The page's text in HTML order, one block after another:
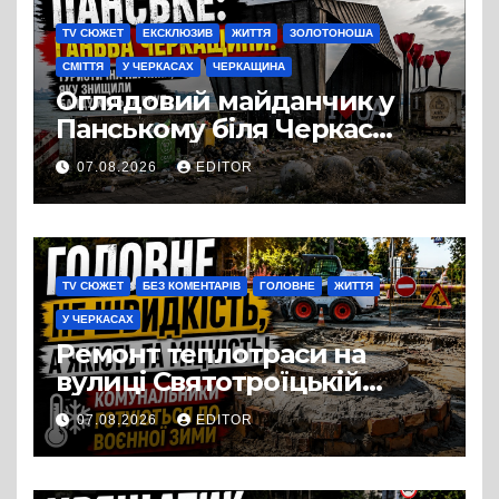
TV СЮЖЕТ ЕКСКЛЮЗИВ ЖИТТЯ ЗОЛОТОНОША
СМІТТЯ У ЧЕРКАСАХ ЧЕРКАЩИНА
Оглядовий майданчик у
Панському біля Черкас
перетворився на занедбане
сміттєзвалище
07.08.2026 EDITOR
TV СЮЖЕТ БЕЗ КОМЕНТАРІВ ГОЛОВНЕ ЖИТТЯ
У ЧЕРКАСАХ
Ремонт теплотраси на
вулиці Святотроїцькій
затягнувся порівняно із
запланованими термінами.
Вулицю досі не відкрили
для руху
07.08.2026 EDITOR